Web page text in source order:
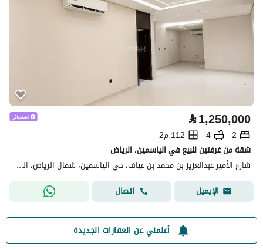
⃁1,250,000
2
4
112 م2
شقة من غرفتين للبيع في الياسمين، الرياض
شارع الأمير عبدالعزيز بن محمد بن عياف، حي الياسمين، شمال الرياض، الرياض
الإيميل
اتصال
أعلمني عن العقارات الجديدة